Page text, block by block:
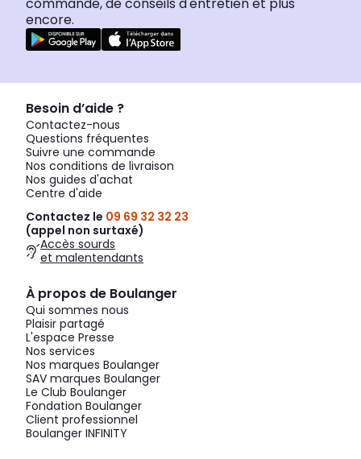
commande, de conseils d'entretien et plus
encore.
Besoin d’aide ?
Contactez-nous
Questions fréquentes
Suivre une commande
Nos conditions de livraison
Nos guides d'achat
Centre d'aide
Contactez le 09 69 32 32 23
(appel non surtaxé)
Accès sourds
et malentendants
À propos de Boulanger
Qui sommes nous
Plaisir partagé
L'espace Presse
Nos services
Nos marques Boulanger
SAV marques Boulanger
Le Club Boulanger
Fondation Boulanger
Client professionnel
Boulanger INFINITY